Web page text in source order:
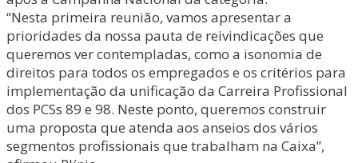
“Nesta primeira reunião, vamos apresentar a
prioridades da nossa pauta de reivindicações que
queremos ver contempladas, como a isonomia de
direitos para todos os empregados e os critérios para
implementação da unificação da Carreira Profissional
dos PCSs 89 e 98. Neste ponto, queremos construir
uma proposta que atenda aos anseios dos vários
segmentos profissionais que trabalham na Caixa”,